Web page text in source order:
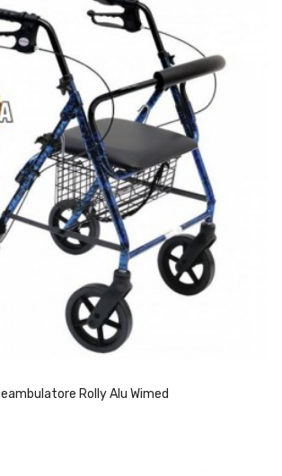
Deambulatore Rolly Alu Wimed
(2)